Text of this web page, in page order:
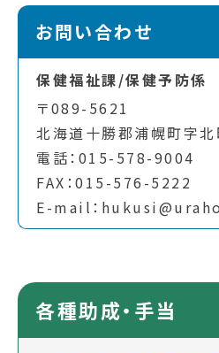
お問い合わせ
保健福祉課/保健予防係
〒089-5621
北海道十勝郡浦幌町字
電話：015-578-9004
FAX：015-576-5222
E-mail：
各種助成・手当